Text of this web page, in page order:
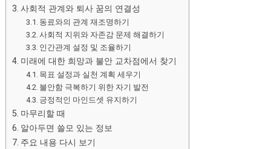
사회적 관계와 퇴사 꿈의 연결성
동료와의 관계 재조명하기
사회적 지위와 자존감 문제 해결하기
인간관계 설정 및 조율하기
미래에 대한 희망과 불안 교차점에서 찾기
목표 설정과 실천 계획 세우기
불안함 극복하기 위한 자기 발전
긍정적인 마인드셋 유지하기
마무리할 때
알아두면 쓸모 있는 정보
주요 내용 다시 보기